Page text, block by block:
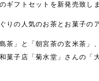
ギフトセットを新発売致し
りの人気のお茶とお菓子の
茶」と「朝宮茶の玄米茶」
菓子店「菊水堂」さんの「